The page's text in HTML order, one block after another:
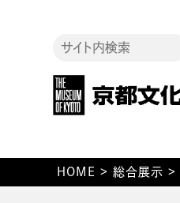
HOME > 総合展示 >